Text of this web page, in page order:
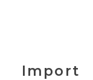
Import